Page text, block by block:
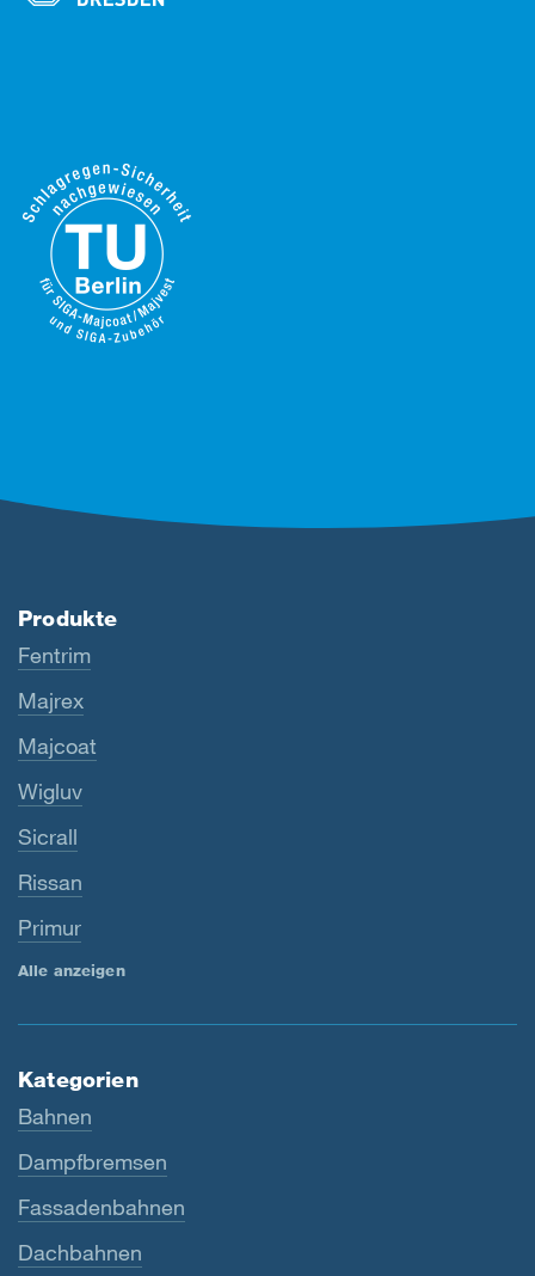
Produkte
Fentrim
Majrex
Majcoat
Wigluv
Sicrall
Rissan
Primur
Alle anzeigen
Kategorien
Bahnen
Dampfbremsen
Fassadenbahnen
Dachbahnen